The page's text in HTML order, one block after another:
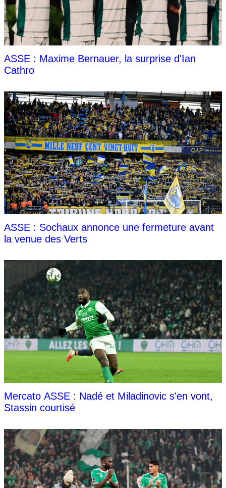
ASSE : Maxime Bernauer, la surprise d'Ian
Cathro
ASSE : Sochaux annonce une fermeture avant
la venue des Verts
Mercato ASSE : Nadé et Miladinovic s'en vont,
Stassin courtisé